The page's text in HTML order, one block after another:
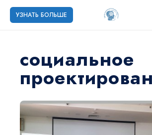
УЗНАТЬ БОЛЬШЕ
социальное